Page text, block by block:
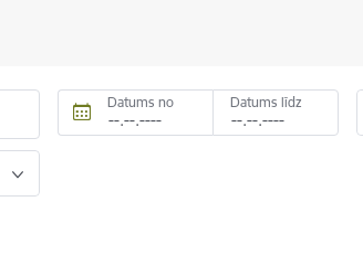
Datums no Datums līdz